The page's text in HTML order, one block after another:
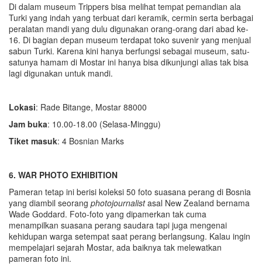
Di dalam museum Trippers bisa melihat tempat pemandian ala
Turki yang indah yang terbuat dari keramik, cermin serta berbagai
peralatan mandi yang dulu digunakan orang-orang dari abad ke-
16. Di bagian depan museum terdapat toko suvenir yang menjual
sabun Turki. Karena kini hanya berfungsi sebagai museum, satu-
satunya hamam di Mostar ini hanya bisa dikunjungi alias tak bisa
lagi digunakan untuk mandi.
Lokasi: Rade Bitange, Mostar 88000
Jam buka: 10.00-18.00 (Selasa-Minggu)
Tiket masuk: 4 Bosnian Marks
6. WAR PHOTO EXHIBITION
Pameran tetap ini berisi koleksi 50 foto suasana perang di Bosnia
yang diambil seorang photojournalistasal New Zealand bernama
Wade Goddard. Foto-foto yang dipamerkan tak cuma
menampilkan suasana perang saudara tapi juga mengenai
kehidupan warga setempat saat perang berlangsung. Kalau ingin
mempelajari sejarah Mostar, ada baiknya tak melewatkan
pameran foto ini.